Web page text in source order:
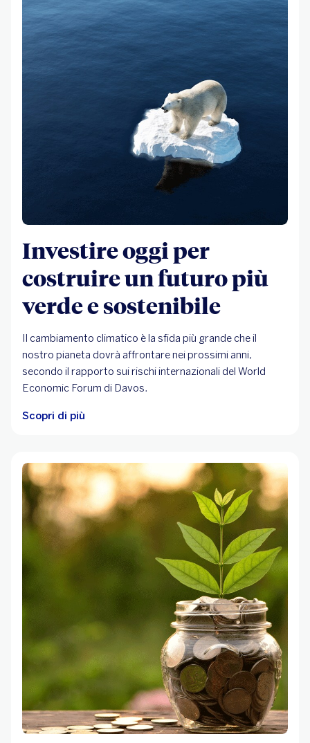
Investire oggi per
costruire un futuro più
verde e sostenibile
Il cambiamento climatico è la sfida più grande che il
nostro pianeta dovrà affrontare nei prossimi anni,
secondo il rapporto sui rischi internazionali del World
Economic Forum di Davos.
Scopri di più